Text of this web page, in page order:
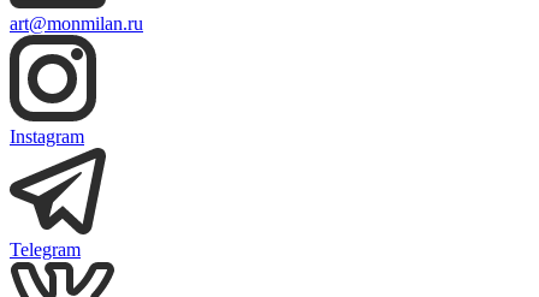
art@monmilan.ru
Instagram
Telegram